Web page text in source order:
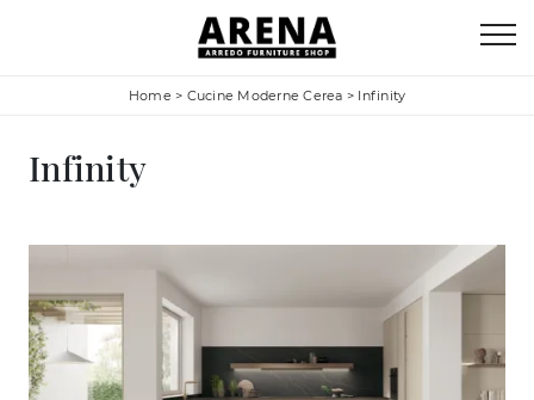
Home > Cucine Moderne Cerea > Infinity
Infinity